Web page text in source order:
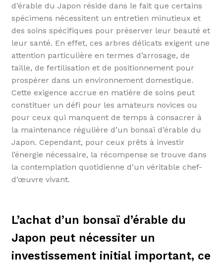
d’érable du Japon réside dans le fait que certains
spécimens nécessitent un entretien minutieux et
des soins spécifiques pour préserver leur beauté et
leur santé. En effet, ces arbres délicats exigent une
attention particulière en termes d’arrosage, de
taille, de fertilisation et de positionnement pour
prospérer dans un environnement domestique.
Cette exigence accrue en matière de soins peut
constituer un défi pour les amateurs novices ou
pour ceux qui manquent de temps à consacrer à
la maintenance régulière d’un bonsaï d’érable du
Japon. Cependant, pour ceux prêts à investir
l’énergie nécessaire, la récompense se trouve dans
la contemplation quotidienne d’un véritable chef-
d’œuvre vivant.
L’achat d’un bonsaï d’érable du
Japon peut nécessiter un
investissement initial important, ce